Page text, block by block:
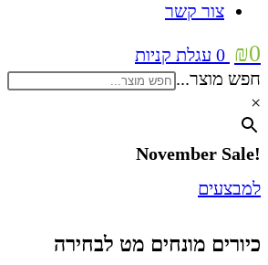
צור קשר
₪0
0 עגלת קניות
חפש מוצר...
×
!November Sale
למבצעים
כיורים מונחים מט לבחירה